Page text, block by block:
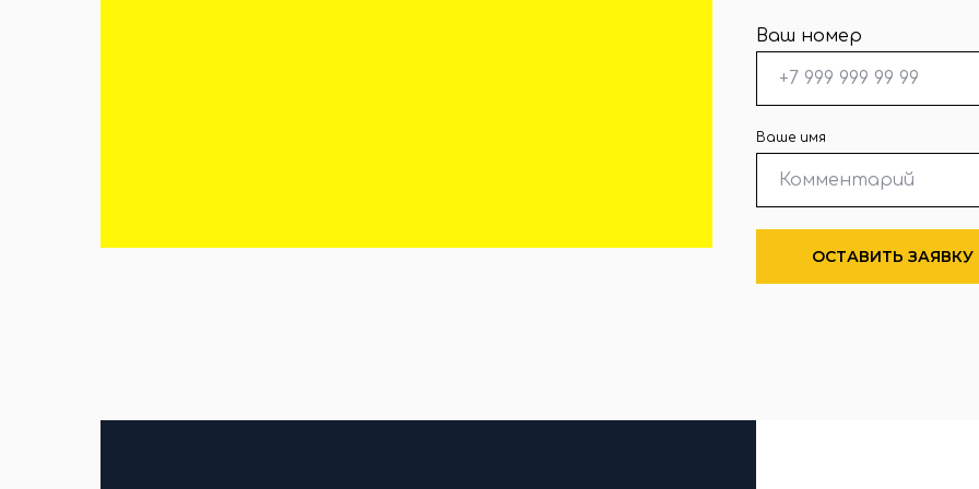
Ваш номер
Ваше имя
ОСТАВИТЬ ЗАЯВКУ